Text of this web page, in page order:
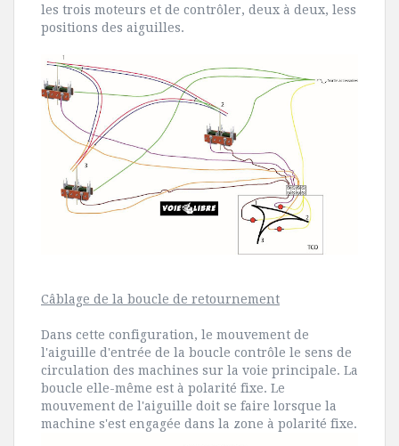
les trois moteurs et de contrôler, deux à deux, less
positions des aiguilles.
Câblage de la boucle de retournement
Dans cette configuration, le mouvement de
l'aiguille d'entrée de la boucle contrôle le sens de
circulation des machines sur la voie principale. La
boucle elle-même est à polarité fixe. Le
mouvement de l'aiguille doit se faire lorsque la
machine s'est engagée dans la zone à polarité fixe.